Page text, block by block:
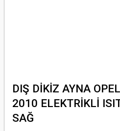
DIŞ DİKİZ AYNA
2010 ELEKTRİKLİ
SAĞ